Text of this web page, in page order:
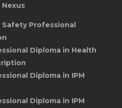
Professional
Diploma in Health
Diploma in IPM
Diploma in IPM